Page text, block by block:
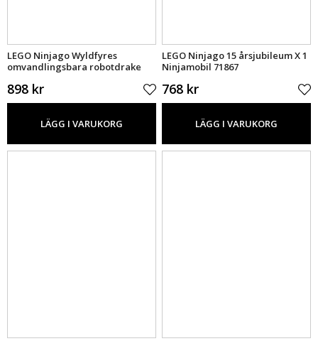
LEGO Ninjago Wyldfyres
omvandlingsbara robotdrake
898 kr
LÄGG I VARUKORG
LEGO Ninjago 15 årsjubileum X 1
Ninjamobil 71867
768 kr
LÄGG I VARUKORG